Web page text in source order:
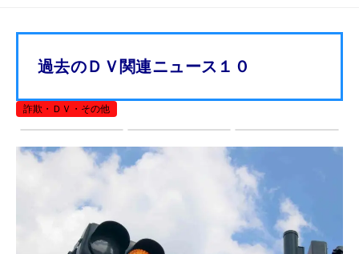
過去のＤＶ関連ニュース１０
詐欺・ＤＶ・その他